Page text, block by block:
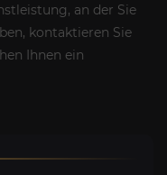
an der Sie
kontaktieren Sie
Ihnen ein